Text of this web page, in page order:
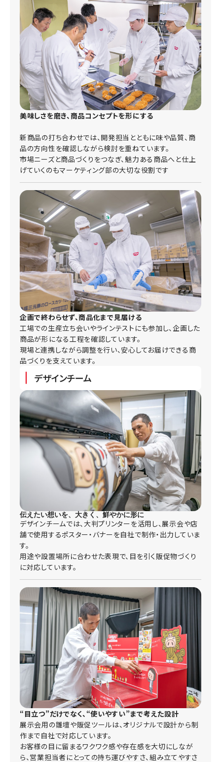
美味しさを磨き、商品コンセプトを形にする
新商品の打ち合わせでは、開発担当とともに味や品質、商
品の方向性を確認しながら検討を重ねています。
市場ニーズと商品づくりをつなぎ、魅力ある商品へと仕上
げていくのもマーケティング部の大切な役割です
企画で終わらせず、商品化まで見届ける
工場での生産立ち会いやラインテストにも参加し、企画した
商品が形になる工程を確認しています。
現場と連携しながら調整を行い、安心してお届けできる商
品づくりを支えています。
デザインチーム
伝えたい想いを、大きく、鮮やかに形に
デザインチームでは、大判プリンターを活用し、展示会や店
舗で使用するポスター・バナーを自社で制作・出力していま
す。
用途や設置場所に合わせた表現で、目を引く販促物づくり
に対応しています。
“目立つ”だけでなく、“使いやすい”まで考えた設計
展示会用の雛壇や販促ツールは、オリジナルで設計から制
作まで自社で対応しています。
お客様の目に留まるワクワク感や存在感を大切にしなが
ら、営業担当者にとっての持ち運びやすさ、組み立てやすさ